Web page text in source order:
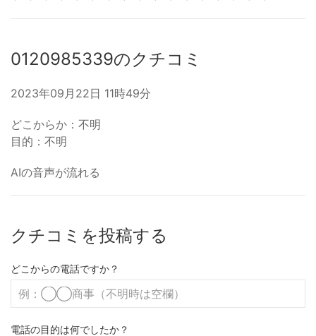
0120985339のクチコミ
2023年09月22日 11時49分
どこからか：不明
目的：不明
AIの音声が流れる
クチコミを投稿する
どこからの電話ですか？
電話の目的は何でしたか？